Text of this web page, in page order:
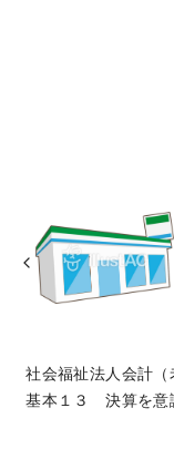
社会福祉法人会計
基本１３ 決算を意